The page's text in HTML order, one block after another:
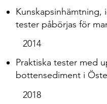
tester påbörjas för
2014
2018
Praktiska tester med
bottensediment i